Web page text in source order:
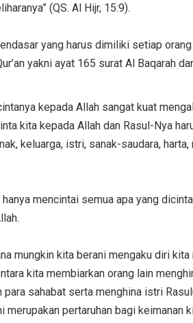
(QS. Al Hijr, 15:9).
yang harus dimiliki setiap
yakni ayat 165 surat Al Baqarah
kepada Allah sangat kuat
kita kepada Allah dan Rasul-Nya
keluarga, istri, sanak-saudara,
mencintai semua apa yang
mungkin kita berani mengaku diri
kita membiarkan orang lain
sahabat serta menghina istri
merupakan pertaruhan bagi keimanan